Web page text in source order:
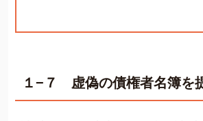
１−７ 虚偽の債権者名簿を